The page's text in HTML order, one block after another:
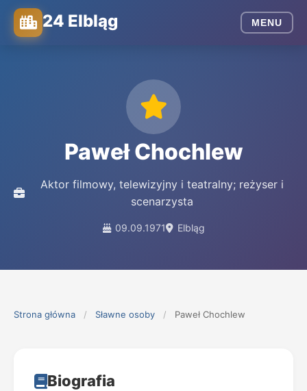
24 Elbląg MENU
Paweł Chochlew
Aktor filmowy, telewizyjny i teatralny; reżyser i
scenarzysta
09.09.1971 Elbląg
Strona główna / Sławne osoby / Paweł Chochlew
Biografia